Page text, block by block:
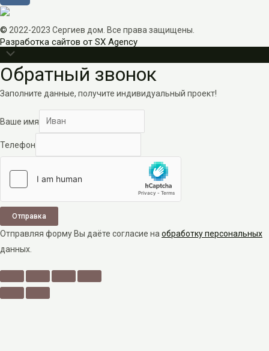
© 2022-2023 Сергиев дом. Все права защищены.
Разработка сайтов от SX Agency
Прокрутить
наверх
Обратный звонок
Заполните данные, получите индивидуальный проект!
Ваше имя
Телефон
Отправка
Отправляя форму Вы даёте согласие на обработку персональных
данных.